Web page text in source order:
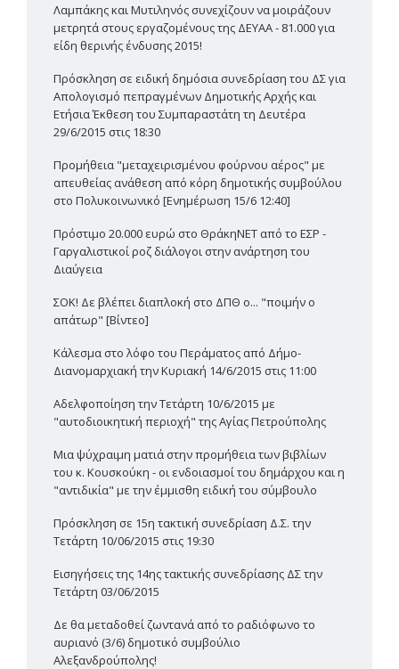
Λαμπάκης και Μυτιληνός συνεχίζουν να μοιράζουν
μετρητά στους εργαζομένους της ΔΕΥΑΑ - 81.000 για
είδη θερινής ένδυσης 2015!
Πρόσκληση σε ειδική δημόσια συνεδρίαση του ΔΣ για
Απολογισμό πεπραγμένων Δημοτικής Αρχής και
Ετήσια Έκθεση του Συμπαραστάτη τη Δευτέρα
29/6/2015 στις 18:30
Προμήθεια "μεταχειρισμένου φούρνου αέρος" με
απευθείας ανάθεση από κόρη δημοτικής συμβούλου
στο Πολυκοινωνικό [Ενημέρωση 15/6 12:40]
Πρόστιμο 20.000 ευρώ στο ΘράκηΝΕΤ από το ΕΣΡ -
Γαργαλιστικοί ροζ διάλογοι στην ανάρτηση του
Διαύγεια
ΣΟΚ! Δε βλέπει διαπλοκή στο ΔΠΘ ο... "ποιμήν ο
απάτωρ" [Βίντεο]
Κάλεσμα στο λόφο του Περάματος από Δήμο-
Διανομαρχιακή την Κυριακή 14/6/2015 στις 11:00
Αδελφοποίηση την Τετάρτη 10/6/2015 με
"αυτοδιοικητική περιοχή" της Αγίας Πετρούπολης
Μια ψύχραιμη ματιά στην προμήθεια των βιβλίων
του κ. Κουσκούκη - οι ενδοιασμοί του δημάρχου και η
"αντιδικία" με την έμμισθη ειδική του σύμβουλο
Πρόσκληση σε 15η τακτική συνεδρίαση Δ.Σ. την
Τετάρτη 10/06/2015 στις 19:30
Εισηγήσεις της 14ης τακτικής συνεδρίασης ΔΣ την
Τετάρτη 03/06/2015
Δε θα μεταδοθεί ζωντανά από το ραδιόφωνο το
αυριανό (3/6) δημοτικό συμβούλιο
Αλεξανδρούπολης!